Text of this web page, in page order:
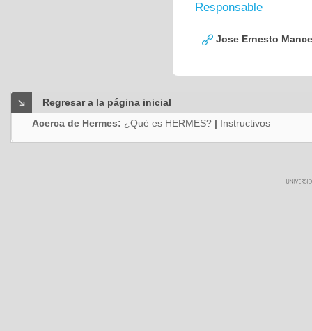
Responsable
Jose Ernesto
Regresar a la página inicial
Acerca de Hermes: ¿Qué es HERMES? | Instructivos